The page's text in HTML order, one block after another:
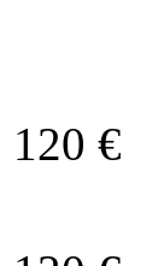
120 €